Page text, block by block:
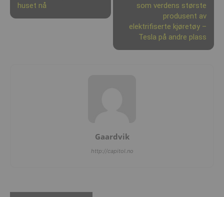
huset nå
som verdens største
produsent av
elektrifiserte kjøretøy –
Tesla på andre plass
Gaardvik
http://capitol.no